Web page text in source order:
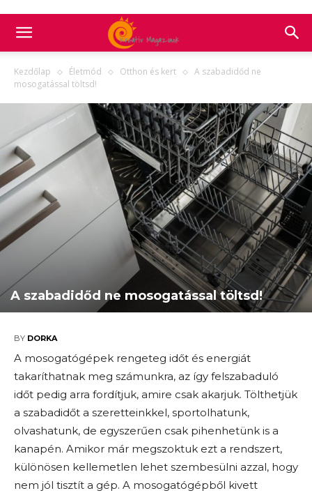
Kezdőlap Életmód Otthon és kert
A szabadidőd ne
mosogatással töltsd!
A szabadidőd ne mosogatással töltsd!
BY DORKA
A mosogatógépek rengeteg időt és energiát
takaríthatnak meg számunkra, az így felszabaduló
időt pedig arra fordítjuk, amire csak akarjuk. Tölthetjük
a szabadidőt a szeretteinkkel, sportolhatunk,
olvashatunk, de egyszerűen csak pihenhetünk is a
kanapén. Amikor már megszoktuk ezt a rendszert,
különösen kellemetlen lehet szembesülni azzal, hogy
nem jól tisztít a gép. A mosogatógépből kivett